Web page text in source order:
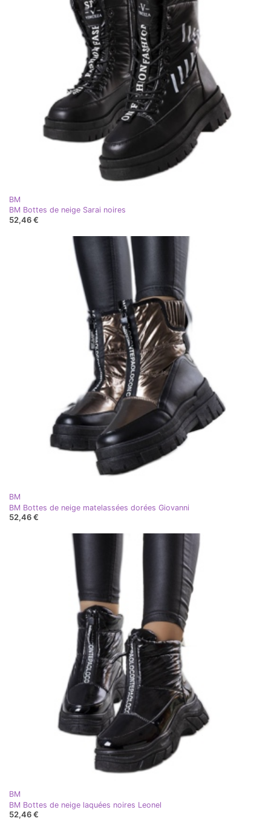
BM
BM Bottes de neige Sarai noires
52,46 €
BM
BM Bottes de neige matelassées dorées Giovanni
52,46 €
BM
BM Bottes de neige laquées noires Leonel
52,46 €